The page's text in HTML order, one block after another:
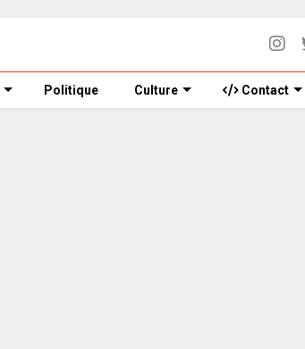
Politique Culture Contact